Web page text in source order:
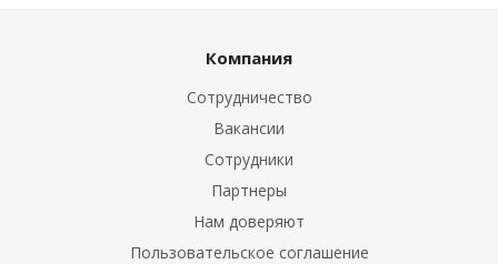
Компания
Сотрудничество
Вакансии
Сотрудники
Партнеры
Нам доверяют
Пользовательское соглашение